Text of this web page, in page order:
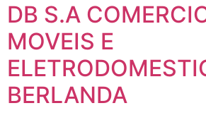
DB S.A
MOVEIS E
BERLANDA